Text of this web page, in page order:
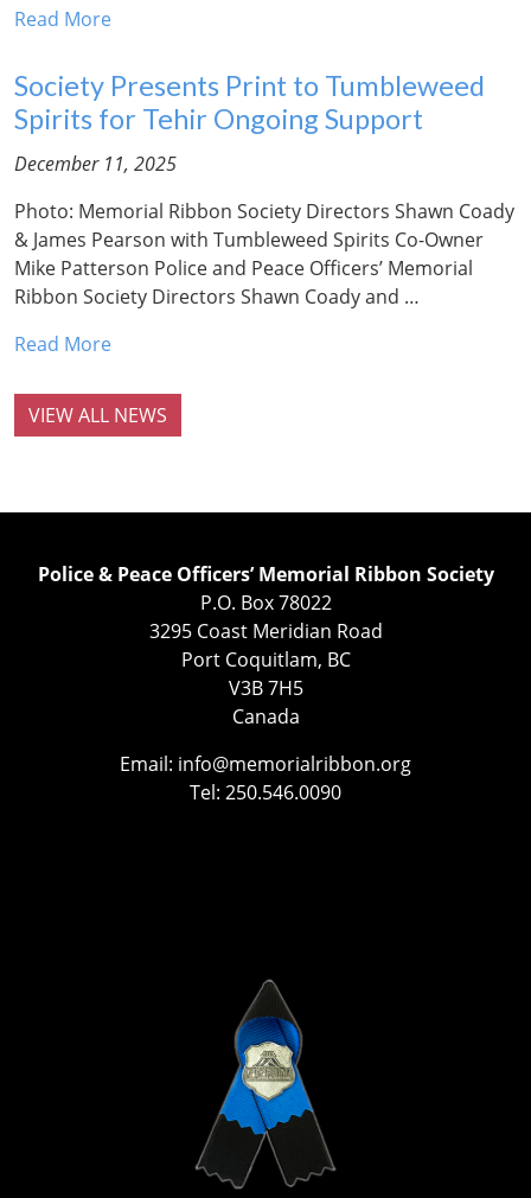
Read More
Society Presents Print to Tumbleweed
Spirits for Tehir Ongoing Support
December 11, 2025
Photo: Memorial Ribbon Society Directors Shawn Coady
& James Pearson with Tumbleweed Spirits Co-Owner
Mike Patterson Police and Peace Officers’ Memorial
Ribbon Society Directors Shawn Coady and …
Read More
VIEW ALL NEWS
Police & Peace Officers’ Memorial Ribbon Society
P.O. Box 78022
3295 Coast Meridian Road
Port Coquitlam, BC
V3B 7H5
Canada
Email: info@memorialribbon.org
Tel: 250.546.0090